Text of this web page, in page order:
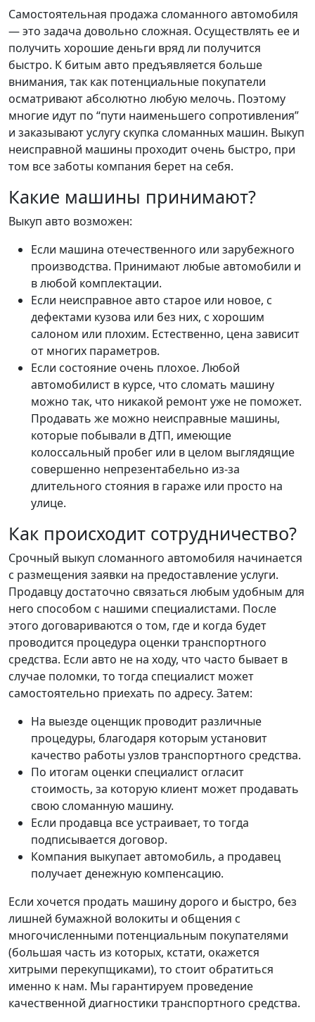
Самостоятельная продажа сломанного автомобиля
— это задача довольно сложная. Осуществлять ее и
получить хорошие деньги вряд ли получится
быстро. К битым авто предъявляется больше
внимания, так как потенциальные покупатели
осматривают абсолютно любую мелочь. Поэтому
многие идут по “пути наименьшего сопротивления”
и заказывают услугу скупка сломанных машин. Выкуп
неисправной машины проходит очень быстро, при
том все заботы компания берет на себя.
Какие машины принимают?
Выкуп авто возможен:
Если машина отечественного или зарубежного
производства. Принимают любые автомобили и
в любой комплектации.
Если неисправное авто старое или новое, с
дефектами кузова или без них, с хорошим
салоном или плохим. Естественно, цена зависит
от многих параметров.
Если состояние очень плохое. Любой
автомобилист в курсе, что сломать машину
можно так, что никакой ремонт уже не поможет.
Продавать же можно неисправные машины,
которые побывали в ДТП, имеющие
колоссальный пробег или в целом выглядящие
совершенно непрезентабельно из-за
длительного стояния в гараже или просто на
улице.
Как происходит сотрудничество?
Срочный выкуп сломанного автомобиля начинается
с размещения заявки на предоставление услуги.
Продавцу достаточно связаться любым удобным для
него способом с нашими специалистами. После
этого договариваются о том, где и когда будет
проводится процедура оценки транспортного
средства. Если авто не на ходу, что часто бывает в
случае поломки, то тогда специалист может
самостоятельно приехать по адресу. Затем:
На выезде оценщик проводит различные
процедуры, благодаря которым установит
качество работы узлов транспортного средства.
По итогам оценки специалист огласит
стоимость, за которую клиент может продавать
свою сломанную машину.
Если продавца все устраивает, то тогда
подписывается договор.
Компания выкупает автомобиль, а продавец
получает денежную компенсацию.
Если хочется продать машину дорого и быстро, без
лишней бумажной волокиты и общения с
многочисленными потенциальным покупателями
(большая часть из которых, кстати, окажется
хитрыми перекупщиками), то стоит обратиться
именно к нам. Мы гарантируем проведение
качественной диагностики транспортного средства.